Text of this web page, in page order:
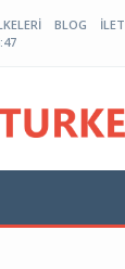
BLOG